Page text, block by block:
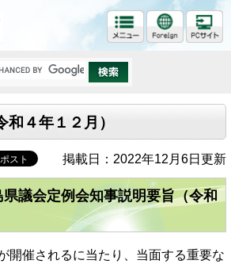
４年１２月）
掲載日：2022年12月6日更新
議会定例会知事説明要旨（令和
開催されるに当たり、当面する重要な